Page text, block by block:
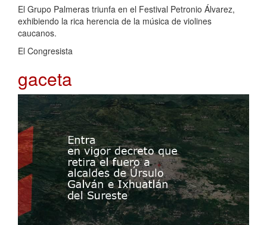
El Grupo Palmeras triunfa en el Festival Petronio Álvarez,
exhibiendo la rica herencia de la música de violines
caucanos.
El Congresista
gaceta